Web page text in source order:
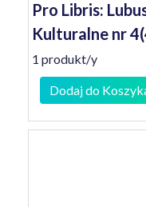
Pro Libris:
Kulturalne nr
1 produkt/y
Dodaj do